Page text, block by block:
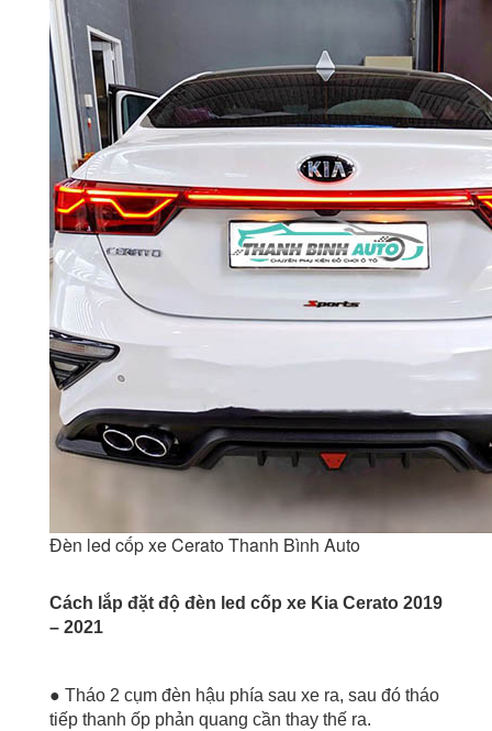
Đèn led cốp xe Cerato Thanh Bình Auto
Cách lắp đặt độ đèn led cốp xe Kia Cerato 2019
– 2021
● Tháo 2 cụm đèn hậu phía sau xe ra, sau đó tháo
tiếp thanh ốp phản quang cần thay thế ra.